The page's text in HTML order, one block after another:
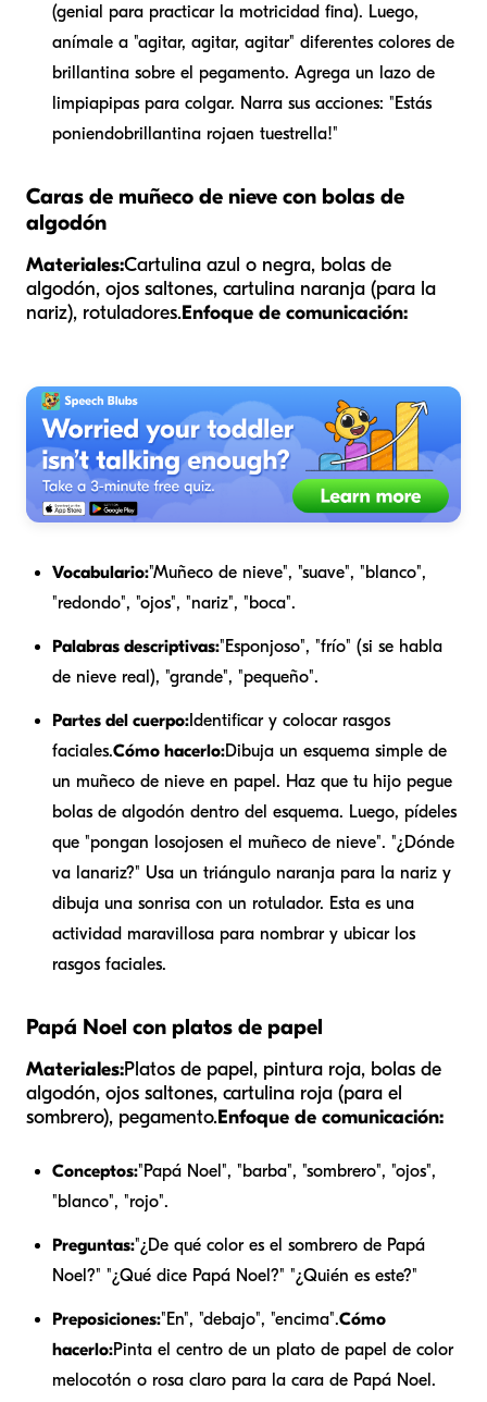
(genial para practicar la motricidad fina). Luego,
anímale a "agitar, agitar, agitar" diferentes colores de
brillantina sobre el pegamento. Agrega un lazo de
limpiapipas para colgar. Narra sus acciones: "Estás
poniendobrillantina rojaen tuestrella!"
Caras de muñeco de nieve con bolas de
algodón
Materiales:Cartulina azul o negra, bolas de
algodón, ojos saltones, cartulina naranja (para la
nariz), rotuladores.Enfoque de comunicación:
Vocabulario:"Muñeco de nieve", "suave", "blanco",
"redondo", "ojos", "nariz", "boca".
Palabras descriptivas:"Esponjoso", "frío" (si se habla
de nieve real), "grande", "pequeño".
Partes del cuerpo: Identificar y colocar rasgos
faciales.Cómo hacerlo:Dibuja un esquema simple de
un muñeco de nieve en papel. Haz que tu hijo pegue
bolas de algodón dentro del esquema. Luego, pídeles
que "pongan losojosen el muñeco de nieve". "¿Dónde
va lanariz?" Usa un triángulo naranja para la nariz y
dibuja una sonrisa con un rotulador. Esta es una
actividad maravillosa para nombrar y ubicar los
rasgos faciales.
Papá Noel con platos de papel
Materiales:Platos de papel, pintura roja, bolas de
algodón, ojos saltones, cartulina roja (para el
sombrero), pegamento.Enfoque de comunicación:
Conceptos:"Papá Noel", "barba", "sombrero", "ojos",
"blanco", "rojo".
Preguntas:"¿De qué color es el sombrero de Papá
Noel?" "¿Qué dice Papá Noel?" "¿Quién es este?"
Preposiciones:"En", "debajo", "encima".Cómo
hacerlo:Pinta el centro de un plato de papel de color
melocotón o rosa claro para la cara de Papá Noel.